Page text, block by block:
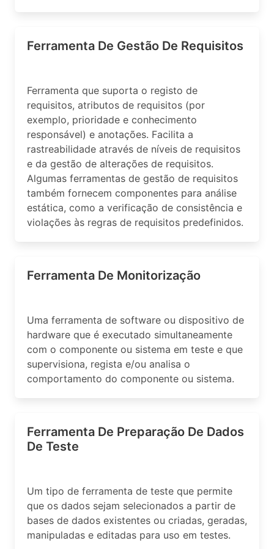
Ferramenta De Gestão De Requisitos
Ferramenta que suporta o registo de
requisitos, atributos de requisitos (por
exemplo, prioridade e conhecimento
responsável) e anotações. Facilita a
rastreabilidade através de níveis de requisitos
e da gestão de alterações de requisitos.
Algumas ferramentas de gestão de requisitos
também fornecem componentes para análise
estática, como a verificação de consistência e
violações às regras de requisitos predefinidos.
Ferramenta De Monitorização
Uma ferramenta de software ou dispositivo de
hardware que é executado simultaneamente
com o componente ou sistema em teste e que
supervisiona, regista e/ou analisa o
comportamento do componente ou sistema.
Ferramenta De Preparação De Dados
De Teste
Um tipo de ferramenta de teste que permite
que os dados sejam selecionados a partir de
bases de dados existentes ou criadas, geradas,
manipuladas e editadas para uso em testes.